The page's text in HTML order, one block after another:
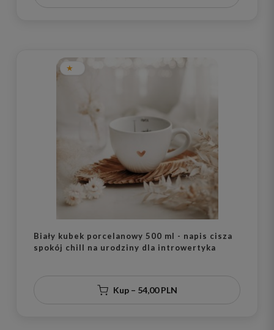
Biały kubek porcelanowy 500 ml - napis cisza
spokój chill na urodziny dla introwertyka
Kup – 54,00 PLN